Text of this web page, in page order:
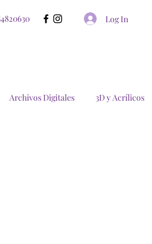
Log In
Archivos Digitales 3D y Acrílicos